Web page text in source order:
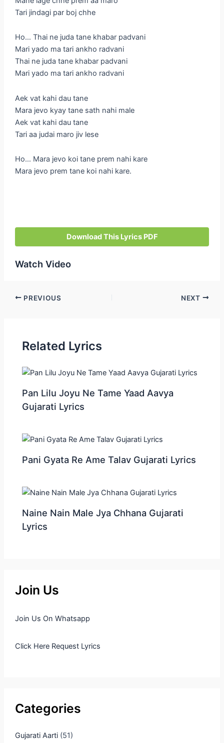
Tari jindagi par boj chhe
Ho… Thai ne juda tane khabar padvani
Mari yado ma tari ankho radvani
Thai ne juda tane khabar padvani
Mari yado ma tari ankho radvani
Aek vat kahi dau tane
Mara jevo kyay tane sath nahi male
Aek vat kahi dau tane
Tari aa judai maro jiv lese
Ho… Mara jevo koi tane prem nahi kare
Mara jevo prem tane koi nahi kare.
Download This Lyrics PDF
Watch Video
Post
PREVIOUS NEXT
Related Lyrics
Pan Lilu Joyu Ne Tame Yaad Aavya
Gujarati Lyrics
Pani Gyata Re Ame Talav Gujarati Lyrics
Naine Nain Male Jya Chhana Gujarati
Lyrics
Join Us
Join Us On Whatsapp
Click Here Request Lyrics
Categories
Gujarati Aarti(51)